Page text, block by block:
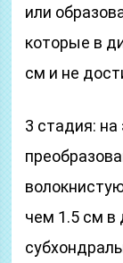
или
которые в
см и не
3 стадия:
чем 1.5 см в